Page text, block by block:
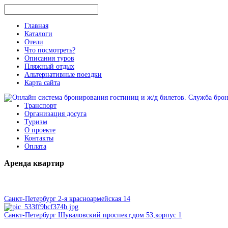
Главная
Каталоги
Отели
Что посмотреть?
Описания туров
Пляжный отдых
Альтернативные поездки
Карта сайта
Транспорт
Организация досуга
Туризм
О проекте
Контакты
Оплата
Аренда квартир
Санкт-Петербург 2-я красноармейская 14
Санкт-Петербург Шуваловский проспект,дом 53,корпус 1